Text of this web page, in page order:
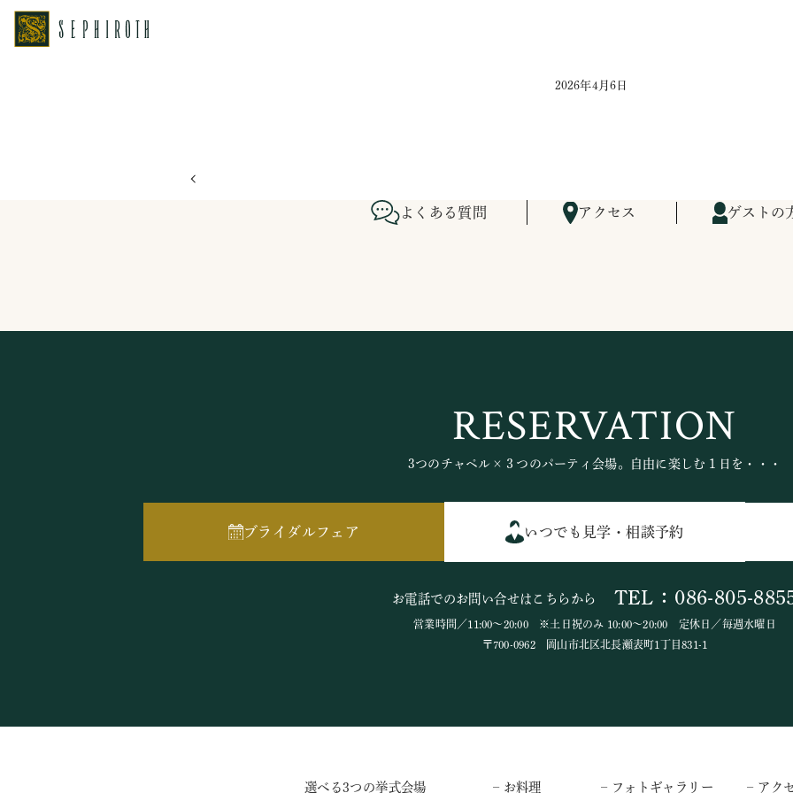
2026年4月6日
よくある質問 アクセス ゲストの
RESERVATION
3つのチャペル×３つのパーティ会場。自由に楽しむ１日を・・・
ブライダルフェア いつでも見学・相談予約
お電話でのお問い合せはこちらから TEL：086-805-
営業時間／11:00～20:00 ※土日祝のみ 10:00～20:00 定休日／毎週水曜日
〒700-0962 岡山市北区北長瀬表町1丁目831-1
選べる3つの挙式会場 – お料理 – フォトギャラリー – アク